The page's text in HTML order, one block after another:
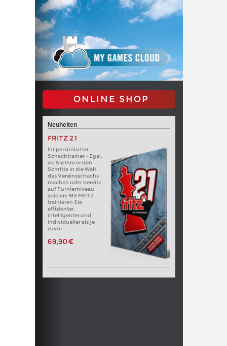
ONLINE SHOP
Neuheiten
FRITZ 21
Ihr persönlicher
Schachtrainer - Egal,
ob Sie Ihre ersten
Schritte in die Welt
des Vereinsschachs
machen oder bereits
auf Turnierniveau
spielen: Mit FRITZ
trainieren Sie
effizienter,
intelligenter und
individueller als je
zuvor.
69,90 €